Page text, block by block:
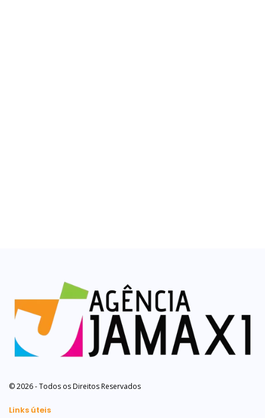
© 2026 - Todos os Direitos Reservados
Links úteis